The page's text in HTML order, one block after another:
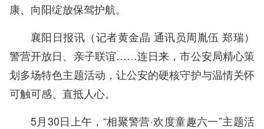
康、向阳绽放保驾护航。
襄阳日报讯（记者黄金晶 通讯员周胤伍 郑瑞）
警营开放日、亲子联谊……连日来，市公安局精心策
划多场特色主题活动，让公安的硬核守护与温情关怀
可触可感、直抵人心。
5月30日上午，“相聚警营·欢度童趣六一”主题活